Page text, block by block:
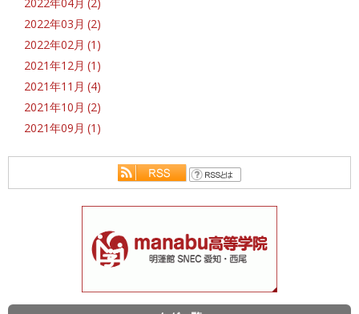
2022年03月 (2)
2022年02月 (1)
2021年12月 (1)
2021年11月 (4)
2021年10月 (2)
2021年09月 (1)